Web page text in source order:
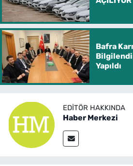
Bafra
Yapıldı
EDITÖR HAKKINDA
Haber Merkezi